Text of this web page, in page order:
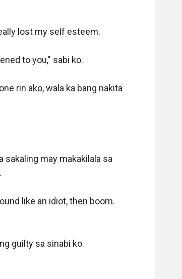
lost my self esteem.
to you," sabi ko.
rin ako, wala ka bang nakita
sakaling may makakilala sa
like an idiot, then boom.
guilty sa sinabi ko.